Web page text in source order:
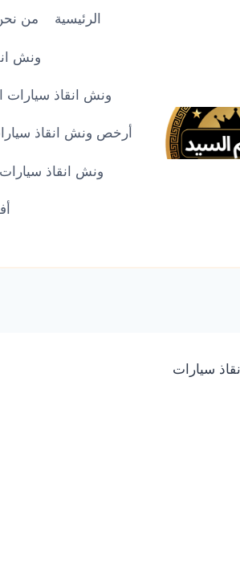
الرئيسية من
ونش
ونش انقاذ سيارات
أرخص ونش انقاذ سيارات
ونش انقاذ سيارات